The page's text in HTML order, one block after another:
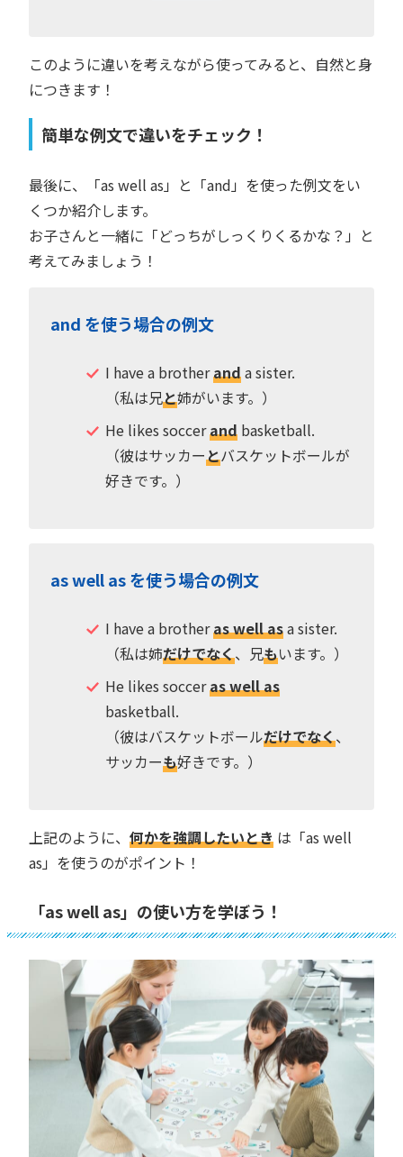
このように違いを考えながら使ってみると、自然と身
につきます！
簡単な例文で違いをチェック！
最後に、「as well as」と「and」を使った例文をい
くつか紹介します。
お子さんと一緒に「どっちがしっくりくるかな？」と
考えてみましょう！
and を使う場合の例文
I have a brotheranda sister.
（私は兄と姉がいます。）
He likes soccerandbasketball.
（彼はサッカーとバスケットボールが
好きです。）
as well as を使う場合の例文
I have a brotheras well asa sister.
（私は姉だけでなく、兄もいます。）
He likes socceras well as
basketball.
（彼はバスケットボールだけでなく、
サッカーも好きです。）
上記のように、 何かを強調したいとき は「as well
as」を使うのがポイント！
「as well as」の使い方を学ぼう！